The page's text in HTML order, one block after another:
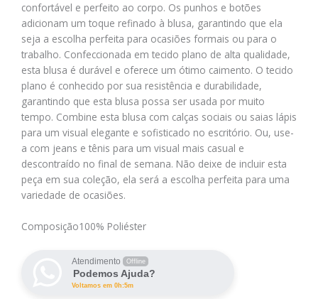
confortável e perfeito ao corpo. Os punhos e botões
adicionam um toque refinado à blusa, garantindo que ela
seja a escolha perfeita para ocasiões formais ou para o
trabalho. Confeccionada em tecido plano de alta qualidade,
esta blusa é durável e oferece um ótimo caimento. O tecido
plano é conhecido por sua resistência e durabilidade,
garantindo que esta blusa possa ser usada por muito
tempo. Combine esta blusa com calças sociais ou saias lápis
para um visual elegante e sofisticado no escritório. Ou, use-
a com jeans e tênis para um visual mais casual e
descontraído no final de semana. Não deixe de incluir esta
peça em sua coleção, ela será a escolha perfeita para uma
variedade de ocasiões.
Composição100% Poliéster
Atendimento Offline
Podemos Ajuda?
Voltamos em 0h:5m